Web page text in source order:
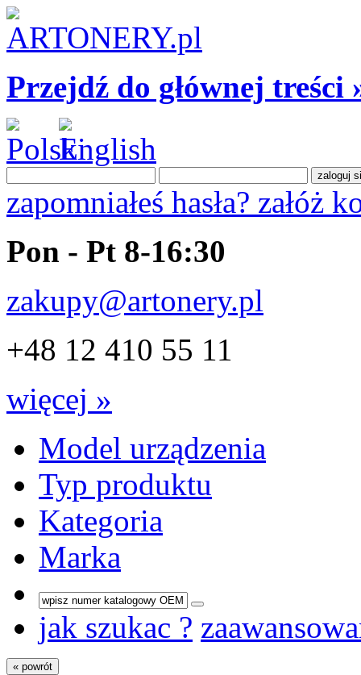
Przejdź do głównej treści
zapomniałeś hasła? załóż
Pon - Pt 8-16:30
zakupy@artonery.pl
+48 12 410 55 11
więcej »
Model urządzenia
Typ produktu
Kategoria
Marka
jak szukac ?
« powrót